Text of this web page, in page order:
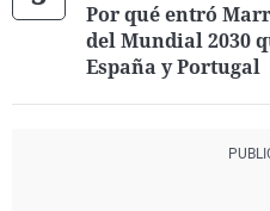
Por qué entró
del Mundial 2030
España y Portugal